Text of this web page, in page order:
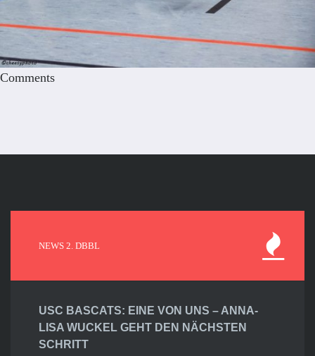
Comments
NEWS 2. DBBL
USC BASCATS: EINE VON UNS – ANNA-
LISA WUCKEL GEHT DEN NÄCHSTEN
SCHRITT